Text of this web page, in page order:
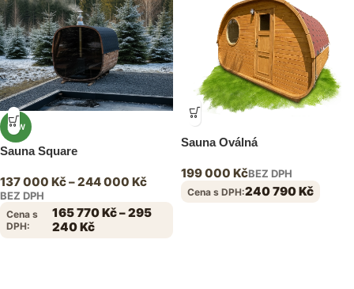
NEW
Sauna Square
137 000 Kč–244 000 Kč
BEZ DPH
Cena s
DPH:
165 770Kč–295
240Kč
Sauna Oválná
199 000 KčBEZ DPH
Cena s DPH:240 790Kč